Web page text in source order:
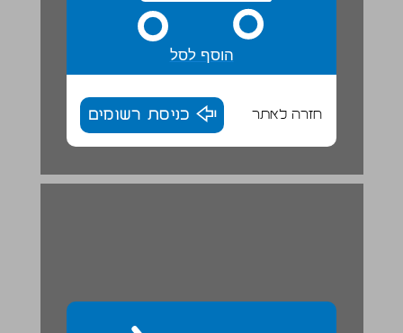
הוסף לסל
חזרה לאתר כניסת רשומים